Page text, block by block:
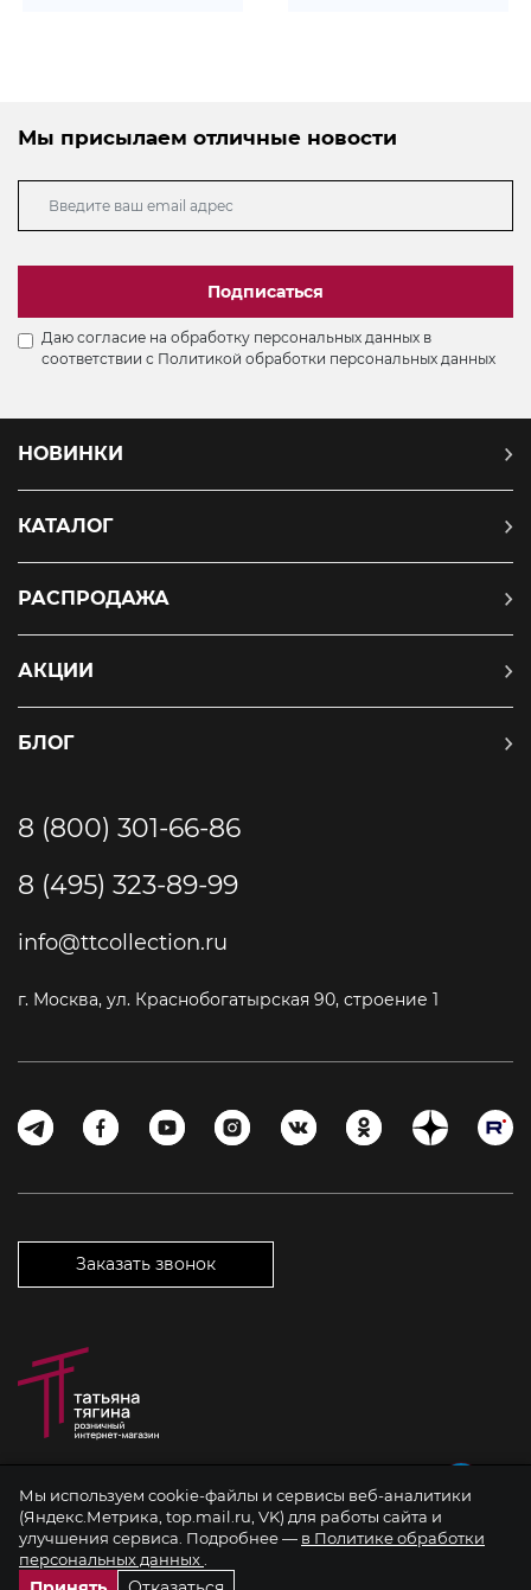
Мы используем cookie-файлы и сервисы веб-аналитики
(Яндекс.Метрика, top.mail.ru, VK) для работы сайта и
улучшения сервиса. Подробнее — в Политике обработки
персональных данных
Мы присылаем отличные новости
Подписаться
Даю согласие на обработку персональных данных в
соответствии с Политикой обработки персональных данных
НОВИНКИ
КАТАЛОГ
РАСПРОДАЖА
АКЦИИ
БЛОГ
8 (800) 301-66-86
8 (495) 323-89-99
info@ttcollection.ru
г. Москва, ул. Краснобогатырская 90, строение 1
Заказать звонок
©2026 Татьяна Тягина. Все права защищены. Копирование материалов
разрешается только с указанием ссылки на источник.
Вся информация на сайте представлена для ознакомления и не
является публичной офертой